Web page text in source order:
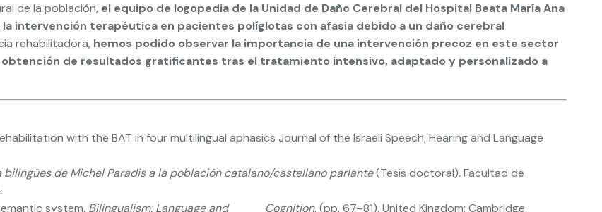
de la población, el equipo de logopedia de la Unidad de Daño Cerebral del Hospital Beata María Ana
intervención terapéutica en pacientes políglotas con afasia debido a un daño cerebral
rehabilitadora, hemos podido observar la importancia de una intervención precoz en este sector
de resultados gratificantes tras el tratamiento intensivo, adaptado y personalizado a
with the BAT in four multilingual aphasics Journal of the Israeli Speech, Hearing and Language
de Michel Paradis a la población catalano/castellano parlante(Tesis doctoral).Facultad de
system. Bilingualism: Language and Cognition, (pp. 67–81). United Kingdom: Cambridge